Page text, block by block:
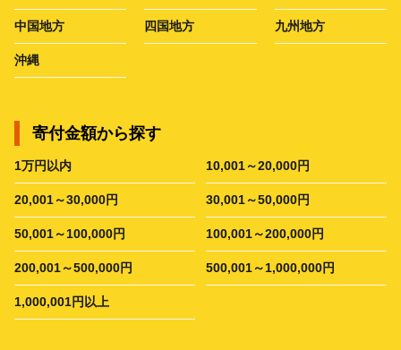
中国地方 四国地方 九州地方
沖縄
寄付金額から探す
1万円以内 10,001～20,000円
20,001～30,000円 30,001～50,000円
50,001～100,000円 100,001～200,000円
200,001～500,000円 500,001～1,000,000円
1,000,001円以上